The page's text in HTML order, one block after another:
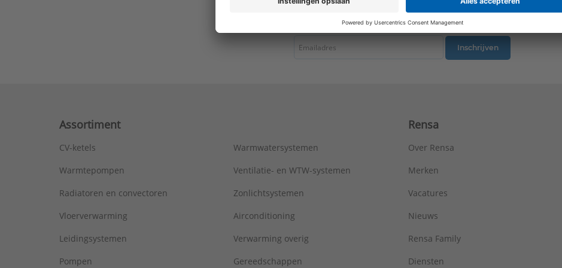
Type: Metro R=0,96
Inschrijven
Assortiment
CV-ketels
Warmtepompen
Radiatoren en convectoren
Vloerverwarming
Leidingsystemen
Pompen
Warmwatersystemen
Ventilatie- en WTW-systemen
Zonlichtsystemen
Airconditioning
Verwarming overig
Gereedschappen
Rensa
Over Rensa
Merken
Vacatures
Nieuws
Rensa Family
Diensten